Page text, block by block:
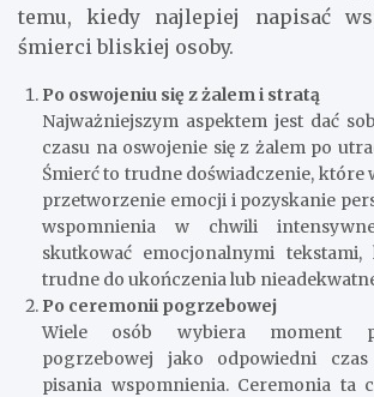
temu, kiedy najlepiej napisać
śmierci bliskiej osoby.
Po oswojeniu się z żalem i stratą
Najważniejszym aspektem jest dać
czasu na oswojenie się z żalem po
Śmierć to trudne doświadczenie, które
przetworzenie emocji i pozyskanie
wspomnienia w chwili
skutkować emocjonalnymi
trudne do ukończenia lub
Po ceremonii pogrzebowej
Wiele osób wybiera moment
pogrzebowej jako odpowiedni
pisania wspomnienia. Ceremonia ta